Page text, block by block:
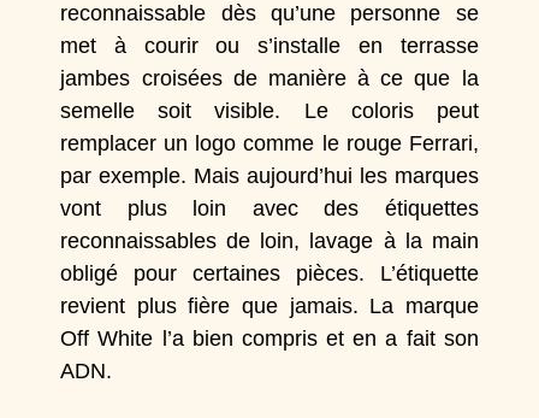
reconnaissable dès qu’une personne se
met à courir ou s’installe en terrasse
jambes croisées de manière à ce que la
semelle soit visible. Le coloris peut
remplacer un logo comme le rouge Ferrari,
par exemple. Mais aujourd’hui les marques
vont plus loin avec des étiquettes
reconnaissables de loin, lavage à la main
obligé pour certaines pièces. L’étiquette
revient plus fière que jamais. La marque
Off White l’a bien compris et en a fait son
ADN.